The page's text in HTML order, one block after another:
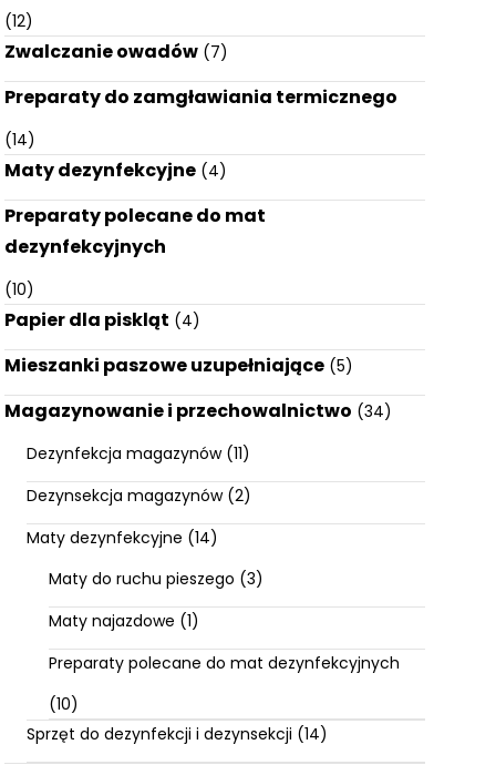
(12)
Zwalczanie owadów (7)
Preparaty do zamgławiania termicznego
(14)
Maty dezynfekcyjne (4)
Preparaty polecane do mat
dezynfekcyjnych
(10)
Papier dla piskląt (4)
Mieszanki paszowe uzupełniające (5)
Magazynowanie i przechowalnictwo (34)
Dezynfekcja magazynów (11)
Dezynsekcja magazynów (2)
Maty dezynfekcyjne (14)
Maty do ruchu pieszego (3)
Maty najazdowe (1)
Preparaty polecane do mat dezynfekcyjnych
(10)
Sprzęt do dezynfekcji i dezynsekcji (14)